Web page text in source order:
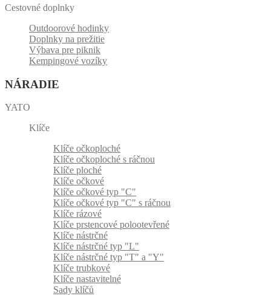
Cestovné doplnky
Outdoorové hodinky
Doplnky na prežitie
Výbava pre piknik
Kempingové vozíky
NÁRADIE
YATO
Klíče
Klíče očkoploché
Klíče očkoploché s ráčnou
Klíče ploché
Klíče očkové
Klíče očkové typ "C"
Klíče očkové typ "C" s ráčnou
Klíče rázové
Klíče prstencové polootevřené
Klíče nástrčné
Klíče nástrčné typ "L"
Klíče nástrčné typ "T" a "Y"
Klíče trubkové
Klíče nastavitelné
Sady klíčů